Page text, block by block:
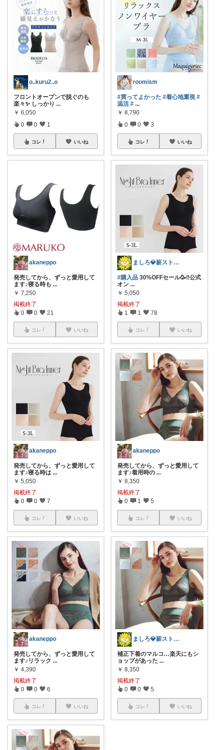
o..kuru2..o
フロントオープンで脱ぐのも
楽々✨ しっかり ...
￥ 6,050
0 0 1
コレ いいね
akaneppo
発売してから、ずっと愛用して
ます♪寝る時も ...
￥ 7,250
掲載終了
0 0 21
コレ いいね
akaneppo
発売してから、ずっと愛用して
ます♪寝る時は ...
￥ 5,050
掲載終了
0 0 7
コレ いいね
akaneppo
発売してから、ずっと愛用して
ます♪リラック ...
￥ 4,390
掲載終了
0 0 6
コレ いいね
roomism
#買ってよかった #着心地重視 #
温活 # ...
￥ 8,790
0 0 3
コレ いいね
ましろ💎薪ストーブ🔥田舎暮らし🌱✨
#購入品 30%OFFセール🥳‼️公式
オン ...
￥ 5,050
掲載終了
1 1 78
コレ いいね
akaneppo
発売してから、ずっと愛用して
ます♪着用時の ...
￥ 8,350
掲載終了
0 1 5
コレ いいね
ましろ💎薪ストーブ🔥田舎暮らし🌱✨
補正下着のマルコ…楽天にもシ
ョップがあった ...
￥ 8,350
掲載終了
0 0 5
コレ いいね